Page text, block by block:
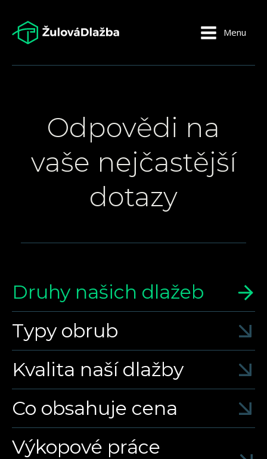
Menu
Odpovědi na
vaše nejčastější
dotazy
Druhy našich dlažeb
Typy obrub
Kvalita naší dlažby
Co obsahuje cena
Výkopové práce